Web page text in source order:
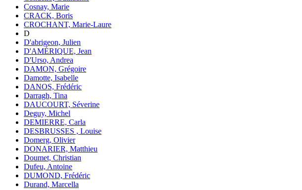
Cosnay, Marie
CRACK, Boris
CROCHANT, Marie-Laure
D
D'abrigeon, Julien
D'AMÉRIQUE, Jean
D'Urso, Andrea
DAMON, Grégoire
Damotte, Isabelle
DANOS, Frédéric
Darragh, Tina
DAUCOURT, Séverine
Deguy, Michel
DEMIERRE, Carla
DESBRUSSES , Louise
Domerg, Olivier
DONARIER, Matthieu
Doumet, Christian
Dufeu, Antoine
DUMOND, Frédéric
Durand, Marcella